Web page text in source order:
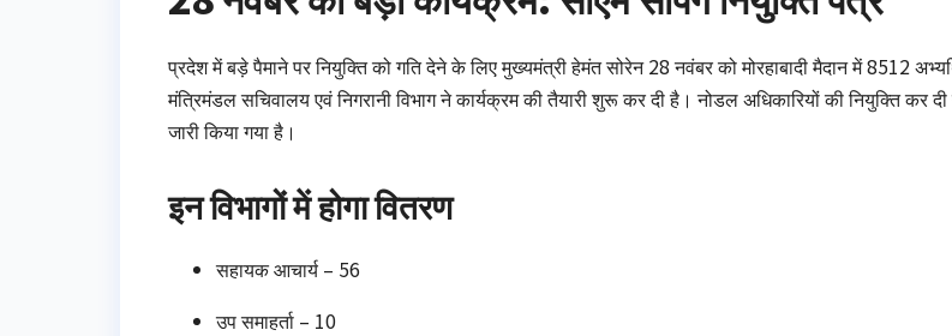
प्रदेश में बड़े पैमाने पर नियुक्ति को गति देने के लिए मुख्यमंत्री हेमंत सोरेन 28 नवंबर को मोरहाबादी मैदान में 8512
मंत्रिमंडल सचिवालय एवं निगरानी विभाग ने कार्यक्रम की तैयारी शुरू कर दी है। नोडल अधिकारियों की नियुक्ति कर
जारी किया गया है।
इन विभागों में होगा वितरण
सहायक आचार्य – 56
उप समाहर्ता – 10